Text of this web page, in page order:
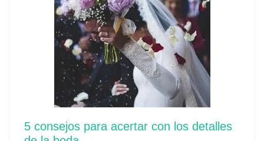
5 consejos para acertar con los detalles